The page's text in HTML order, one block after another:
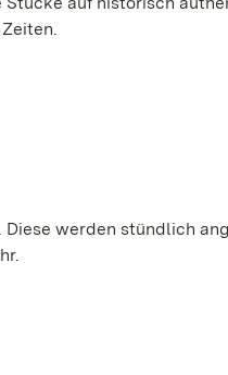
Diese werden stündlich